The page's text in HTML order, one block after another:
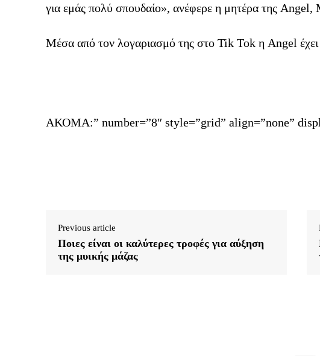
για εμάς πολύ σπουδαίο», ανέφερε η μητέρα της Angel,
Μέσα από τον λογαριασμό της στο Tik Tok η Angel έχει
ΑΚΟΜΑ:” number=”8″ style=”grid” align=”none”
Previous article
Ποιες είναι οι καλύτερες τροφές για αύξηση
της μυικής μάζας